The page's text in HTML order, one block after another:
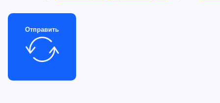
Отправить